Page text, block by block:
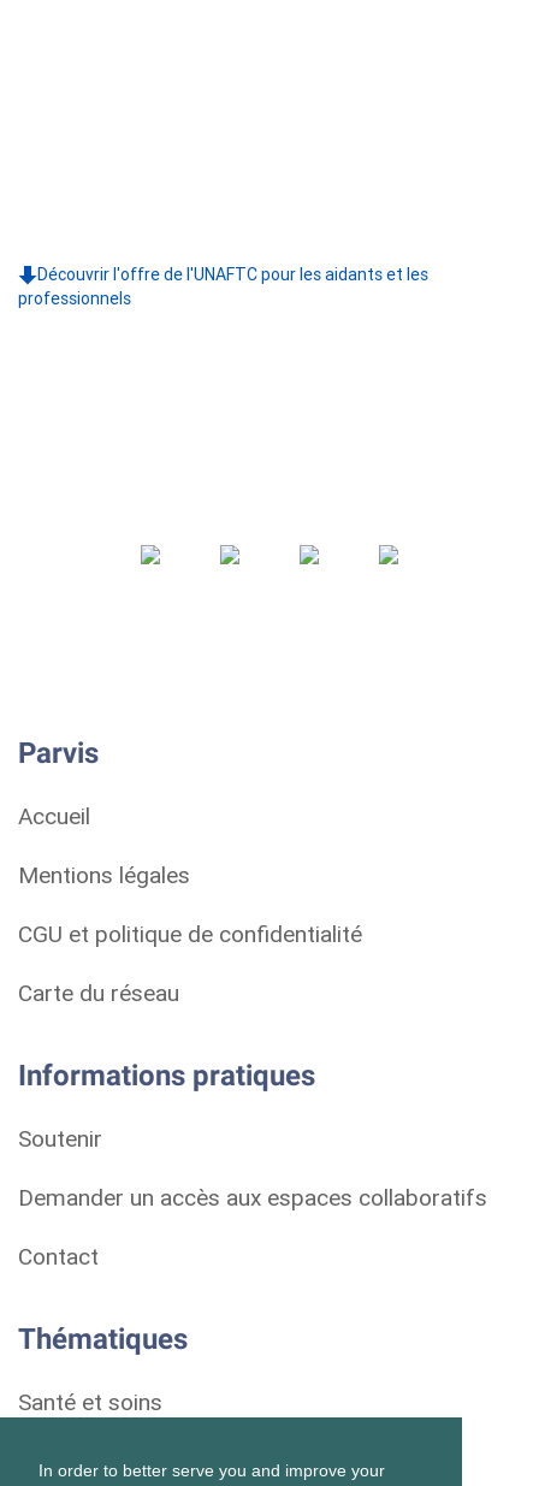
In order to better serve you and improve your
Découvrir l'offre de l'UNAFTC pour les aidants et les
professionnels
Parvis
Accueil
Mentions légales
CGU et politique de confidentialité
Carte du réseau
Informations pratiques
Soutenir
Demander un accès aux espaces collaboratifs
Contact
Thématiques
Santé et soins
Droits et démarches